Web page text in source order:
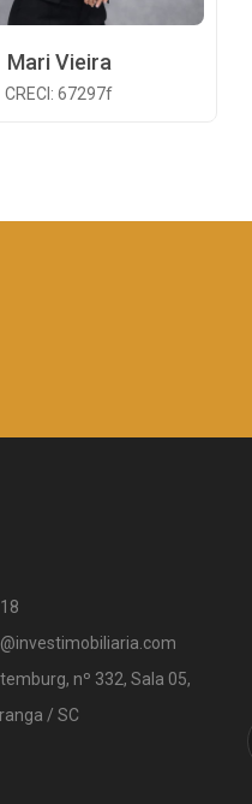
Mari Vieira
CRECI: 67297f
nº 332, Sala 05,
/ SC